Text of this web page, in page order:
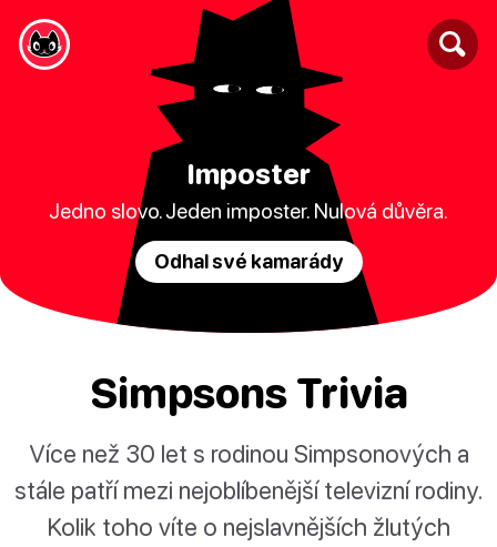
Imposter
Jedno slovo. Jeden imposter. Nulová důvěra.
Odhal své kamarády
Simpsons Trivia
Více než 30 let s rodinou Simpsonových a
stále patří mezi nejoblíbenější televizní rodiny.
Kolik toho víte o nejslavnějších žlutých